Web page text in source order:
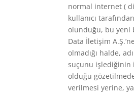
normal internet (
kullanıcı
olunduğu, bu yeni
Data İletişim
olmadığı halde,
suçunu işlediğinin
olduğu
verilmesi yerine,